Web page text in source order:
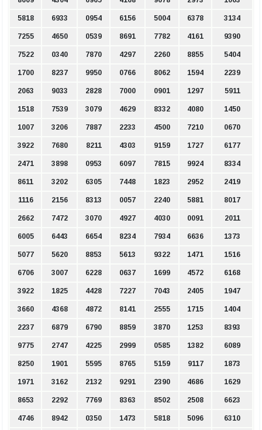
5818 6933 0954 6156 5004 6378 3134
7255 4650 0539 8691 7782 4161 9390
7522 0340 7870 4297 2260 8855 5404
1700 8237 9950 0766 8062 1594 2239
2063 9033 2828 7000 0901 1297 5911
1518 7539 3079 4629 8332 4080 1450
1007 3206 7887 2233 4500 7210 0670
3922 7680 8211 4303 9159 1727 6177
2471 3898 0953 6097 7815 9924 8334
8611 3202 6305 7448 1823 2952 2419
1116 2156 8313 0057 2240 5881 8017
2662 7472 3070 4927 4030 0091 2011
6005 6443 6654 8234 7934 6636 1373
5077 5620 8853 5613 9322 1471 1516
6706 3007 6228 0637 1699 4572 6168
3922 1825 4428 7227 7043 2405 1947
3660 4368 4872 8141 2555 1715 1404
2237 6879 6790 8859 3870 1253 8393
9775 2747 4225 2999 0585 1382 6089
8250 1901 5595 8765 5159 9117 1873
1971 3162 2132 9291 2390 4686 1629
8653 2292 7769 8363 8502 2508 6623
4746 8942 0350 1473 5818 5096 6310